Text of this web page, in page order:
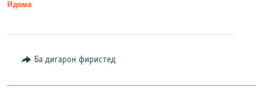
Идома
Ба дигарон фиристед